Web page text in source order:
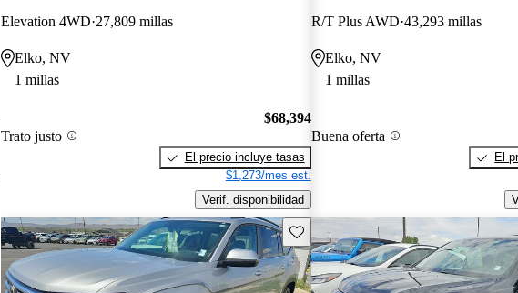
Elevation 4WD 27,809 millas
Elko, NV
1 millas
Trato justo
$68,394
El precio incluye tasas
$1,273/mes est.
Verif. disponibilidad
R/T Plus AWD 43,293 millas
Elko, NV
1 millas
Buena oferta
El
Guarda este Aviso